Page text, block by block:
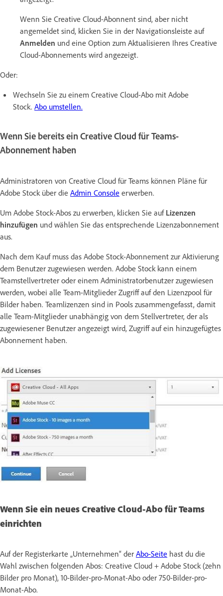
Wenn Sie Creative Cloud-Abonnent sind, aber nicht
angemeldet sind, klicken Sie in der Navigationsleiste auf
Anmelden und eine Option zum Aktualisieren Ihres Creative
Cloud-Abonnements wird angezeigt.
Oder:
Wechseln Sie zu einem Creative Cloud-Abo mit Adobe
Stock. Abo umstellen.
Wenn Sie bereits ein Creative Cloud für Teams-
Abonnement haben
Administratoren von Creative Cloud für Teams können Pläne für
Adobe Stock über die Admin Console erwerben.
Um Adobe Stock-Abos zu erwerben, klicken Sie auf Lizenzen
hinzufügen und wählen Sie das entsprechende Lizenzabonnement
aus.
Nach dem Kauf muss das Adobe Stock-Abonnement zur Aktivierung
dem Benutzer zugewiesen werden. Adobe Stock kann einem
Teamstellvertreter oder einem Administratorbenutzer zugewiesen
werden, wobei alle Team-Mitglieder Zugriff auf den Lizenzpool für
Bilder haben. Teamlizenzen sind in Pools zusammengefasst, damit
alle Team-Mitglieder unabhängig von dem Stellvertreter, der als
zugewiesener Benutzer angezeigt wird, Zugriff auf ein hinzugefügtes
Abonnement haben.
Wenn Sie ein neues Creative Cloud-Abo für Teams
einrichten
Auf der Registerkarte „Unternehmen“ der Abo-Seite hast du die
Wahl zwischen folgenden Abos: Creative Cloud + Adobe Stock (zehn
Bilder pro Monat), 10-Bilder-pro-Monat-Abo oder 750-Bilder-pro-
Monat-Abo.